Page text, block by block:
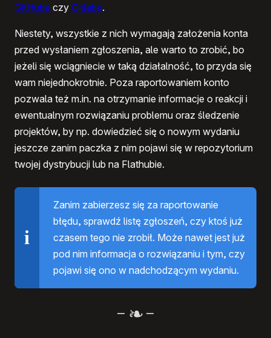
GitHuba czy Gitlaba.
Niestety, wszystkie z nich wymagają założenia konta
przed wysłaniem zgłoszenia, ale warto to zrobić, bo
jeżeli się wciągniecie w taką działalność, to przyda się
wam niejednokrotnie. Poza raportowaniem konto
pozwala też m.in. na otrzymanie informacje o reakcji i
ewentualnym rozwiązaniu problemu oraz śledzenie
projektów, by np. dowiedzieć się o nowym wydaniu
jeszcze zanim paczka z nim pojawi się w repozytorium
twojej dystrybucji lub na Flathubie.
Zanim zabierzesz się za raportowanie
błędu, sprawdź listę zgłoszeń, czy ktoś już
czasem tego nie zrobił. Może nawet jest już
pod nim informacja o rozwiązaniu i tym, czy
pojawi się ono w nadchodzącym wydaniu.
– –